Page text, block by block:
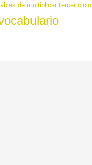
de multiplicar tercer ciclo